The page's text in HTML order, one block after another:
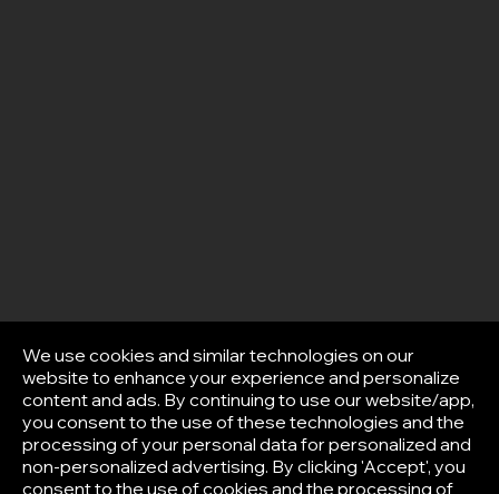
We use cookies and similar technologies on our
website to enhance your experience and personalize
content and ads. By continuing to use our website/app,
you consent to the use of these technologies and the
processing of your personal data for personalized and
non-personalized advertising. By clicking 'Accept', you
consent to the use of cookies and the processing of